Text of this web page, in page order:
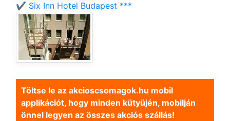
✔️ Six Inn Hotel Budapest ***
Töltse le az akcioscsomagok.hu mobil
applikációt, hogy minden kütyüjén, mobilján
önnel legyen az összes akciós szállás!